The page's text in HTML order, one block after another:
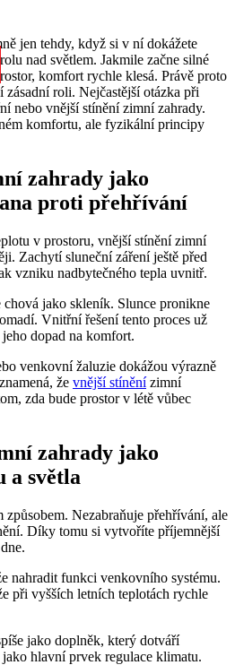
jen tehdy, když si v ní dokážete
nad světlem. Jakmile začne silné
komfort rychle klesá. Právě proto
zásadní roli. Nejčastější otázka při
nebo vnější stínění zimní zahrady.
komfortu, ale fyzikální principy
zahrady jako
proti přehřívání
v prostoru, vnější stínění zimní
Zachytí sluneční záření ještě před
vzniku nadbytečného tepla uvnitř.
chová jako skleník. Slunce pronikne
Vnitřní řešení tento proces už
dopad na komfort.
venkovní žaluzie dokážou výrazně
že vnější stíněnízimní
zda bude prostor v létě vůbec
zahrady jako
a světla
Nezabraňuje přehřívání, ale
Díky tomu si vytvoříte příjemnější
nahradit funkci venkovního systému.
při vyšších letních teplotách rychle
jako doplněk, který dotváří
hlavní prvek regulace klimatu.